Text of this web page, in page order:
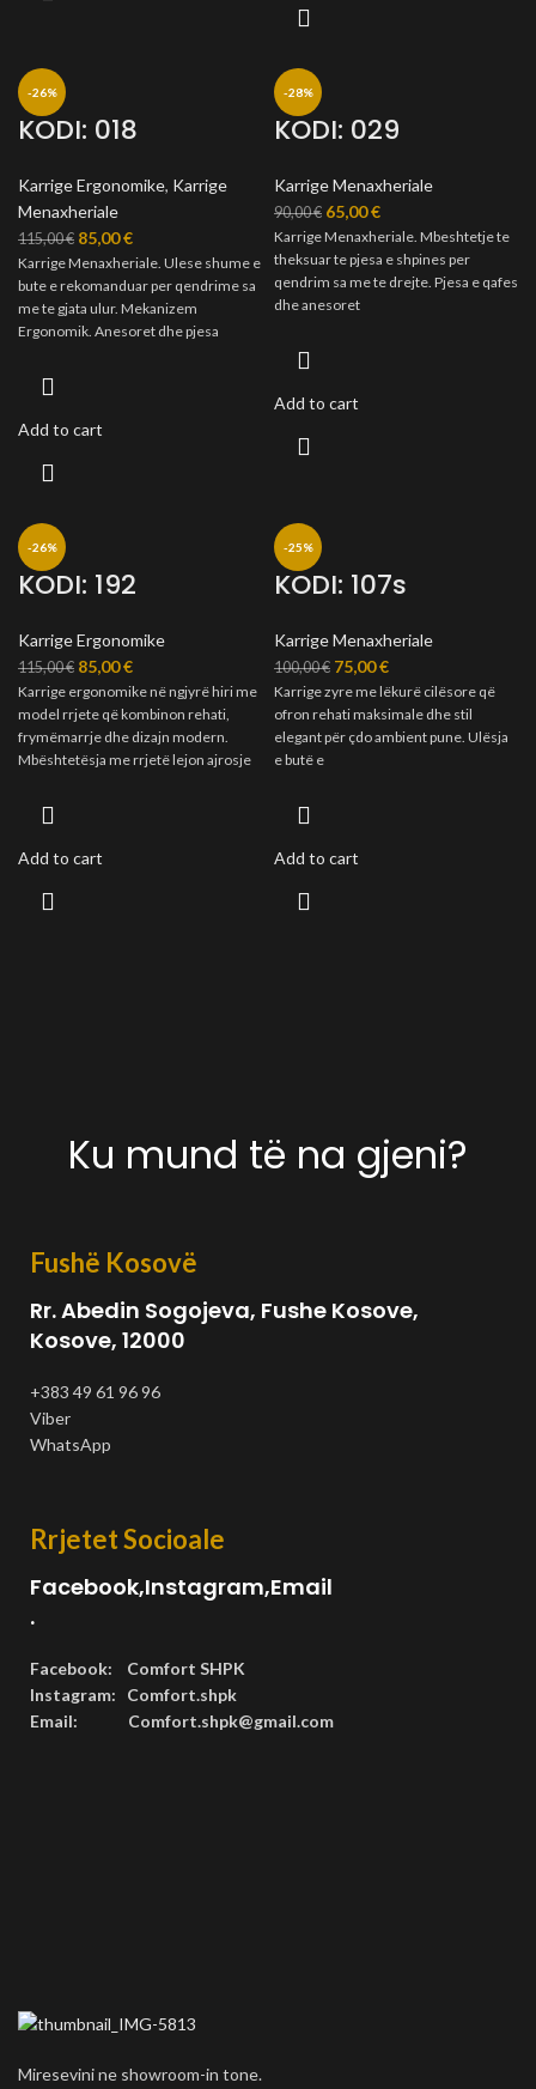
-26%
KODI: 018
Karrige Ergonomike, Karrige
Menaxheriale
115,00€ 85,00€
Karrige Menaxheriale. Ulese shume e
bute e rekomanduar per qendrime sa
me te gjata ulur. Mekanizem
Ergonomik. Anesoret dhe pjesa
Add to cart
-28%
KODI: 029
Karrige Menaxheriale
90,00€ 65,00€
Karrige Menaxheriale. Mbeshtetje te
theksuar te pjesa e shpines per
qendrim sa me te drejte. Pjesa e qafes
dhe anesoret
Add to cart
-26%
KODI: 192
Karrige Ergonomike
115,00€ 85,00€
Karrige ergonomike në ngjyrë hiri me
model rrjete që kombinon rehati,
frymëmarrje dhe dizajn modern.
Mbështetësja me rrjetë lejon ajrosje
Add to cart
-25%
KODI: 107s
Karrige Menaxheriale
100,00€ 75,00€
Karrige zyre me lëkurë cilësore që
ofron rehati maksimale dhe stil
elegant për çdo ambient pune. Ulësja
e butë e
Add to cart
Ku mund të na gjeni?
Fushë Kosovë
Rr. Abedin Sogojeva, Fushe Kosove,
Kosove, 12000
+383 49 61 96 96
Viber
WhatsApp
Rrjetet Socioale
Facebook,Instagram,Email
.
Facebook: Comfort SHPK
Instagram: Comfort.shpk
Email: Comfort.shpk@gmail.com
Miresevini ne showroom-in tone.